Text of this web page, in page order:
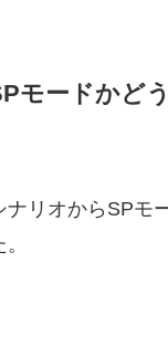
モードかど
リオからSPモ